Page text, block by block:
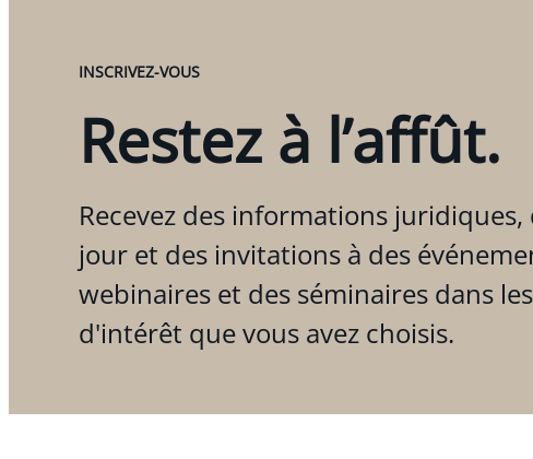
INSCRIVEZ-VOUS
Restez à l’affût.
Recevez des informations juridiques,
jour et des invitations à des
webinaires et des séminaires dans
d'intérêt que vous avez choisis.